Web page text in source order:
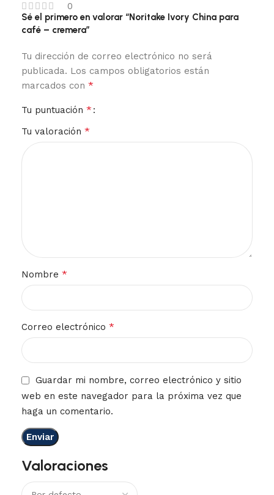
0
Valoraciones
Sé el primero en valorar “Noritake Ivory China para
café – cremera”
Tu dirección de correo electrónico no será
publicada. Los campos obligatorios están
marcados con *
Tu puntuación *
Tu valoración *
Nombre *
Correo electrónico *
Guardar mi nombre, correo electrónico y sitio
web en este navegador para la próxima vez que
haga un comentario.